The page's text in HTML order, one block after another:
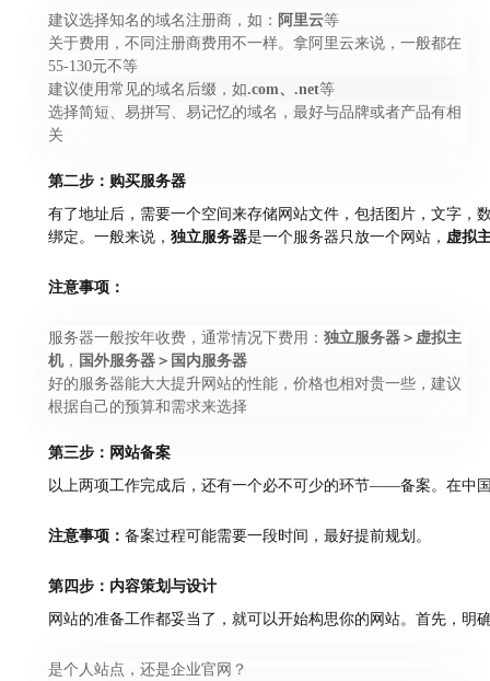
建议选择知名的域名注册商，如： 阿里云等
关于费用，不同注册商费用不一样。拿阿里云来说，一般都在
55-130元不等
建议使用常见的域名后缀，如.com、.net等
选择简短、易拼写、易记忆的域名，最好与品牌或者产品有相
关
第二步：购买服务器
有了地址后，需要一个空间来存储网站文件，包括图片，文字，
绑定。一般来说， 独立服务器是一个服务器只放一个网站， 虚拟
注意事项：
服务器一般按年收费，通常情况下费用： 独立服务器＞虚拟主
机， 国外服务器＞国内服务器
好的服务器能大大提升网站的性能，价格也相对贵一些，建议
根据自己的预算和需求来选择
第三步：网站备案
以上两项工作完成后，还有一个必不可少的环节——备案。在中
注意事项： 备案过程可能需要一段时间，最好提前规划。
第四步：内容策划与设计
网站的准备工作都妥当了，就可以开始构思你的网站。首先，明
是个人站点，还是企业官网？